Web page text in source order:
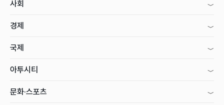
사회
경제
국제
아투시티
문화·스포츠